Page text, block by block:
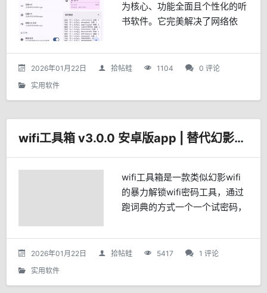
为核心、功能全面且个性化的听
书软件。它完美解决了网络依
限制的问题，无论你是通勤一
族、阅读爱好者，还是想利用碎
2026年01月22日 拾帖蛙 1104
0 评论
实用软件
wifi工具箱 v3.0.0 安卓版app | 替代幻影WIFI的蹭网神器
wifi工具箱是一款类似幻影wifi
的暴力解锁wifi密码工具，通过
跑词典的方式一个一个试密码，
root命令行连接，速度更快，推
荐使用旧手机24小时不间断
2026年01月22日 拾帖蛙 5417
1 评论
实用软件